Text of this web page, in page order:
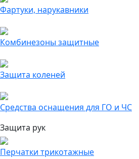
Фартуки, нарукавники
Комбинезоны защитные
Защита коленей
Средства оснащения для ГО и ЧС
Защита рук
Перчатки трикотажные